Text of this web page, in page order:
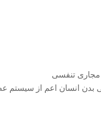
مجاری تنفسی
بدن انسان اعم از سیستم